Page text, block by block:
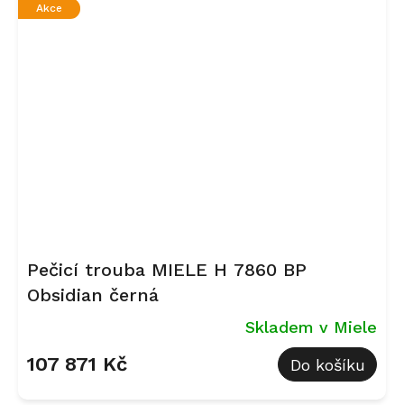
Akce
Pečicí trouba MIELE H 7860 BP
Obsidian černá
Skladem v Miele
107 871 Kč Do košíku